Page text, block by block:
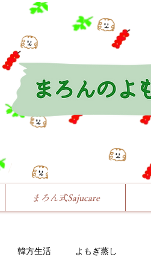
まろん式Sajucare
韓方生活 よもぎ蒸し